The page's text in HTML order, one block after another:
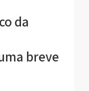
da
breve